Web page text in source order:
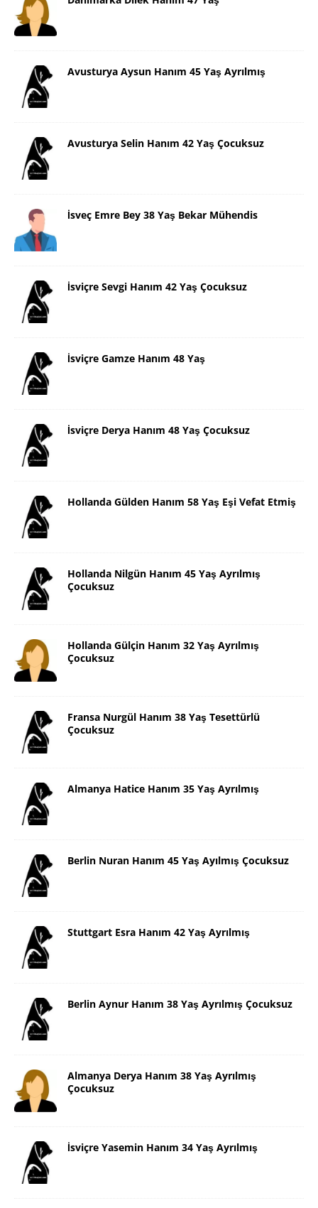
Avusturya Aysun Hanım 45 Yaş Ayrılmış
Avusturya Selin Hanım 42 Yaş Çocuksuz
İsveç Emre Bey 38 Yaş Bekar Mühendis
İsviçre Sevgi Hanım 42 Yaş Çocuksuz
İsviçre Gamze Hanım 48 Yaş
İsviçre Derya Hanım 48 Yaş Çocuksuz
Hollanda Gülden Hanım 58 Yaş Eşi Vefat Etmiş
Hollanda Nilgün Hanım 45 Yaş Ayrılmış
Çocuksuz
Hollanda Gülçin Hanım 32 Yaş Ayrılmış
Çocuksuz
Fransa Nurgül Hanım 38 Yaş Tesettürlü
Çocuksuz
Almanya Hatice Hanım 35 Yaş Ayrılmış
Berlin Nuran Hanım 45 Yaş Ayılmış Çocuksuz
Stuttgart Esra Hanım 42 Yaş Ayrılmış
Berlin Aynur Hanım 38 Yaş Ayrılmış Çocuksuz
Almanya Derya Hanım 38 Yaş Ayrılmış
Çocuksuz
İsviçre Yasemin Hanım 34 Yaş Ayrılmış